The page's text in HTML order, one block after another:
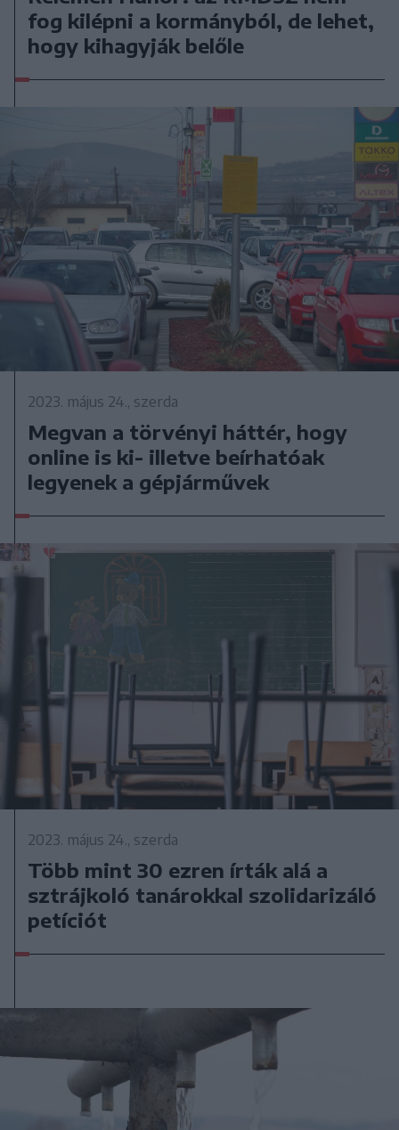
fog kilépni a kormányból, de lehet,
hogy kihagyják belőle
2023. május 24., szerda
Megvan a törvényi háttér, hogy
online is ki- illetve beírhatóak
legyenek a gépjárművek
2023. május 24., szerda
Több mint 30 ezren írták alá a
sztrájkoló tanárokkal szolidarizáló
petíciót